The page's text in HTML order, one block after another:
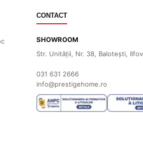
CONTACT
SHOWROOM
Str. Unităţii, Nr. 38, Baloteşti, Ilfov
031 631 2666
info@prestigehome.ro